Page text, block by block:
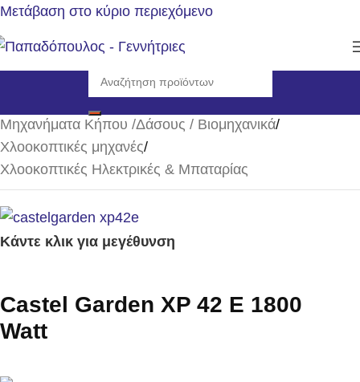
Μετάβαση στο κύριο περιεχόμενο
Αρχική σελίδα/
Μηχανήματα Κήπου /Δάσους / Βιομηχανικά/
Χλοοκοπτικές μηχανές/
Χλοοκοπτικές Ηλεκτρικές & Μπαταρίας
Κάντε κλικ για μεγέθυνση
Castel Garden XP 42 E 1800
Watt